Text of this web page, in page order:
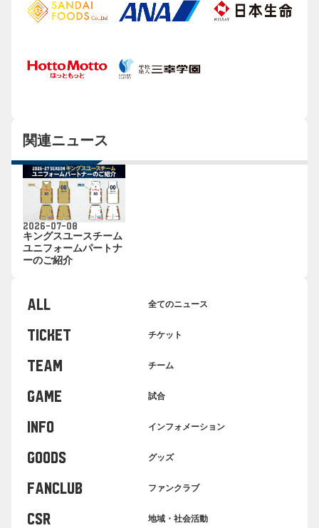
関連ニュース
2026-07-08
キングスユースチーム
ユニフォームパートナ
ーのご紹介
ALL 全てのニュース
TICKET チケット
TEAM チーム
GAME 試合
INFO インフォメーション
GOODS グッズ
FANCLUB ファンクラブ
CSR 地域・社会活動